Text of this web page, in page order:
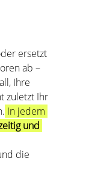
ersetzt
ab –
Ihre
zuletzt Ihr
In jedem
und
die